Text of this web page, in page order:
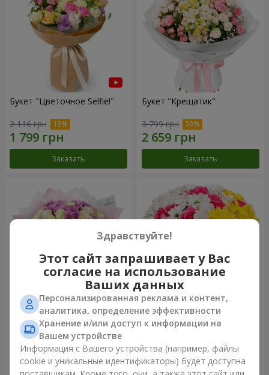
Букет "Цветочное Selfie!"
2 116 грн
Заказать
Букет "Крещатик"
3 799 грн
Заказать
Букет "Дежавю"
2 658 грн
Заказать
Цветы в коробке "Мое
сердце"
Заказать
Здравствуйте!
Этот сайт запрашивает у Вас
согласие на использование
Ваших данных
Персонализированная реклама и контент,
аналитика, определение эффективности
Хранение и/или доступ к информации на
Вашем устройстве
Информация с Вашего устройства (например, файлы
cookie и уникальные идентификаторы) будет доступна